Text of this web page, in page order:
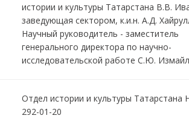
истории и культуры Татарстана В.В.
заведующая сектором, к.и.н. А.Д.
Научный руководитель - заместитель
генерального директора по научно-
исследовательской работе С.Ю.
Отдел истории и культуры Татарстана
292-01-20